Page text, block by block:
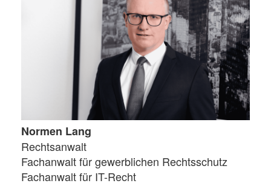
Normen Lang
Rechtsanwalt
Fachanwalt für gewerblichen Rechtsschutz
Fachanwalt für IT-Recht